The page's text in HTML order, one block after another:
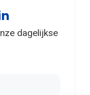
dagelijkse